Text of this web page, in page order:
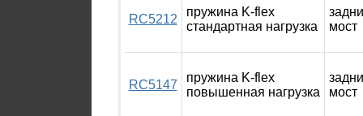
RC5212
пружина K-flex
стандартная нагрузка
мост
RC5147
пружина K-flex
повышенная нагрузка
мост